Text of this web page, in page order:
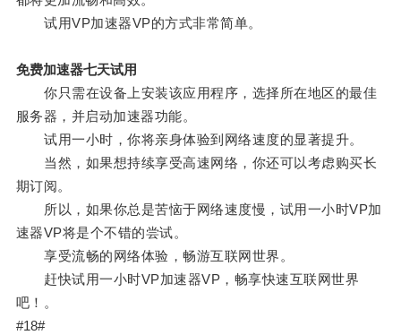
试用VP加速器VP的方式非常简单。
免费加速器七天试用
你只需在设备上安装该应用程序，选择所在地区的最佳
服务器，并启动加速器功能。
试用一小时，你将亲身体验到网络速度的显著提升。
当然，如果想持续享受高速网络，你还可以考虑购买长
期订阅。
所以，如果你总是苦恼于网络速度慢，试用一小时VP加
速器VP将是个不错的尝试。
享受流畅的网络体验，畅游互联网世界。
赶快试用一小时VP加速器VP，畅享快速互联网世界
吧！。
#18#